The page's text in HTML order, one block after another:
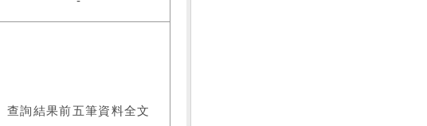
查詢結果前五筆資料全文